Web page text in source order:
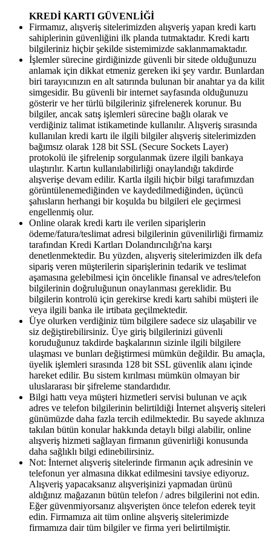
KREDİ KARTI GÜVENLİĞİ
Firmamız, alışveriş sitelerimizden alışveriş yapan kredi kartı
sahiplerinin güvenliğini ilk planda tutmaktadır. Kredi kartı
bilgileriniz hiçbir şekilde sistemimizde saklanmamaktadır.
İşlemler sürecine girdiğinizde güvenli bir sitede olduğunuzu
anlamak için dikkat etmeniz gereken iki şey vardır. Bunlardan
biri tarayıcınızın en alt satırında bulunan bir anahtar ya da kilit
simgesidir. Bu güvenli bir internet sayfasında olduğunuzu
gösterir ve her türlü bilgileriniz şifrelenerek korunur. Bu
bilgiler, ancak satış işlemleri sürecine bağlı olarak ve
verdiğiniz talimat istikametinde kullanılır. Alışveriş sırasında
kullanılan kredi kartı ile ilgili bilgiler alışveriş sitelerimizden
bağımsız olarak 128 bit SSL (Secure Sockets Layer)
protokolü ile şifrelenip sorgulanmak üzere ilgili bankaya
ulaştırılır. Kartın kullanılabilirliği onaylandığı takdirde
alışverişe devam edilir. Kartla ilgili hiçbir bilgi tarafımızdan
görüntülenemediğinden ve kaydedilmediğinden, üçüncü
şahısların herhangi bir koşulda bu bilgileri ele geçirmesi
engellenmiş olur.
Online olarak kredi kartı ile verilen siparişlerin
ödeme/fatura/teslimat adresi bilgilerinin güvenilirliği firmamiz
tarafından Kredi Kartları Dolandırıcılığı'na karşı
denetlenmektedir. Bu yüzden, alışveriş sitelerimizden ilk defa
sipariş veren müşterilerin siparişlerinin tedarik ve teslimat
aşamasına gelebilmesi için öncelikle finansal ve adres/telefon
bilgilerinin doğruluğunun onaylanması gereklidir. Bu
bilgilerin kontrolü için gerekirse kredi kartı sahibi müşteri ile
veya ilgili banka ile irtibata geçilmektedir.
Üye olurken verdiğiniz tüm bilgilere sadece siz ulaşabilir ve
siz değiştirebilirsiniz. Üye giriş bilgilerinizi güvenli
koruduğunuz takdirde başkalarının sizinle ilgili bilgilere
ulaşması ve bunları değiştirmesi mümkün değildir. Bu amaçla,
üyelik işlemleri sırasında 128 bit SSL güvenlik alanı içinde
hareket edilir. Bu sistem kırılması mümkün olmayan bir
uluslararası bir şifreleme standardıdır.
Bilgi hattı veya müşteri hizmetleri servisi bulunan ve açık
adres ve telefon bilgilerinin belirtildiği İnternet alışveriş siteleri
günümüzde daha fazla tercih edilmektedir. Bu sayede aklınıza
takılan bütün konular hakkında detaylı bilgi alabilir, online
alışveriş hizmeti sağlayan firmanın güvenirliği konusunda
daha sağlıklı bilgi edinebilirsiniz.
Not: İnternet alışveriş sitelerinde firmanın açık adresinin ve
telefonun yer almasına dikkat edilmesini tavsiye ediyoruz.
Alışveriş yapacaksanız alışverişinizi yapmadan ürünü
aldığınız mağazanın bütün telefon / adres bilgilerini not edin.
Eğer güvenmiyorsanız alışverişten önce telefon ederek teyit
edin. Firmamıza ait tüm online alışveriş sitelerimizde
firmamıza dair tüm bilgiler ve firma yeri belirtilmiştir.